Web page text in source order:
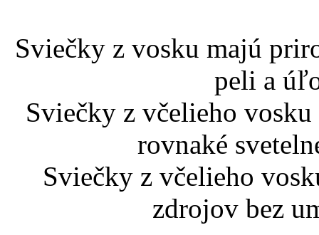
Sviečky z vosku majú
peli a
Sviečky z včelieho
rovnaké
Sviečky z včelieho
zdrojov bez